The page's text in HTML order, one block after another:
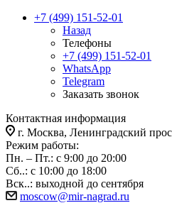
+7 (499) 151-52-01
Назад
Телефоны
+7 (499) 151-52-01
WhatsApp
Telegram
Заказать звонок
Контактная информация
г. Москва, Ленинградский
Режим работы:
Пн. – Пт.: с 9:00 до 20:00
Сб..: с 10:00 до 18:00
Вск..: выходной до сентября
moscow@mir-nagrad.ru